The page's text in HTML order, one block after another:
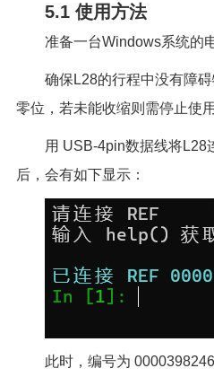
5.1 使用方法
准备一台Windows系统的
确保L28的行程中没有障
零位，若未能收缩则需停止使
用 USB-4pin数据线将L28
后，会有如下显示：
此时，编号为